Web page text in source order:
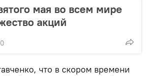
мая во всем мире
акций
что в скором времени